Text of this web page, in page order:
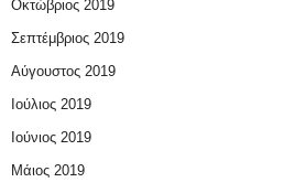
Οκτώβριος 2019
Σεπτέμβριος 2019
Αύγουστος 2019
Ιούλιος 2019
Ιούνιος 2019
Μάιος 2019